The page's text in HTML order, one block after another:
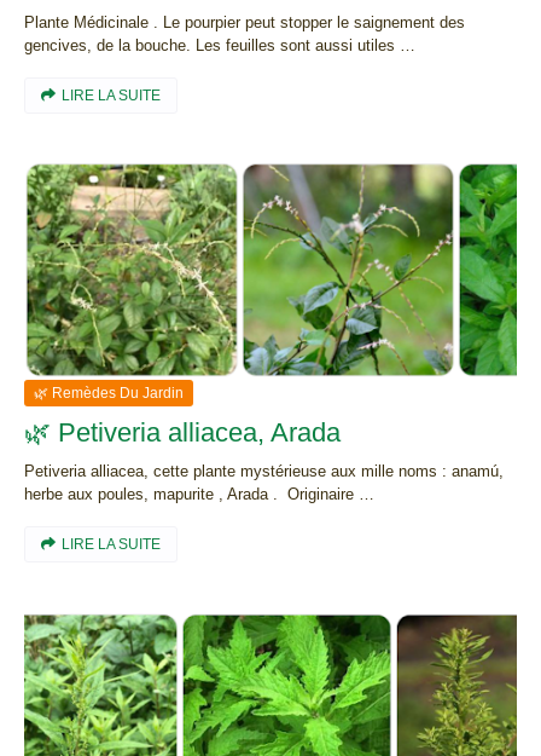
Plante Médicinale . Le pourpier peut stopper le saignement des
gencives, de la bouche. Les feuilles sont aussi utiles …
LIRE LA SUITE
🌿 Remèdes Du Jardin
🌿 Petiveria alliacea, Arada
Petiveria alliacea, cette plante mystérieuse aux mille noms : anamú,
herbe aux poules, mapurite , Arada . Originaire …
LIRE LA SUITE